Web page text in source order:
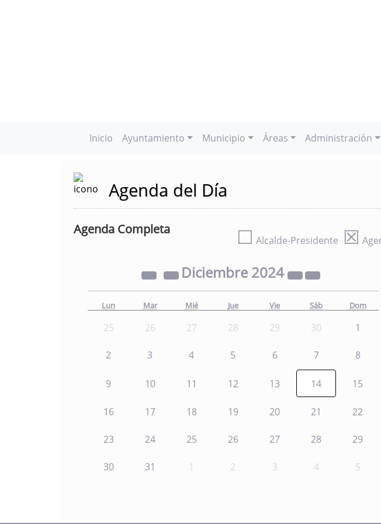
Inicio Ayuntamiento Municipio Áreas Administración
Agenda del Día
Agenda Completa ☐ Alcalde-Presidente ☒
Diciembre 2024
Lun Mar Mié Jue Vie Sáb Dom
25 26 27 28 29 30 1
2 3 4 5 6 7 8
9 10 11 12 13 14 15
16 17 18 19 20 21 22
23 24 25 26 27 28 29
30 31 1 2 3 4 5